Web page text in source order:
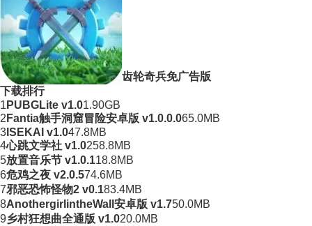
齿轮奇兵免广告版
下载排行
1PUBGLite v1.01.90GB
2 Fantia触手洞窟冒险安卓版 v1.0.0.065.0MB
3 ISEKAI v1.047.8MB
4心跳文学社 v1.0258.8MB
5放置音乐节 v1.0.118.8MB
6危鸡之夜 v2.0.574.6MB
7邪恶恐怖怪物2 v0.183.4MB
8AnothergirlintheWall安卓版 v1.750.0MB
9乡村狂想曲全通版 v1.020.0MB